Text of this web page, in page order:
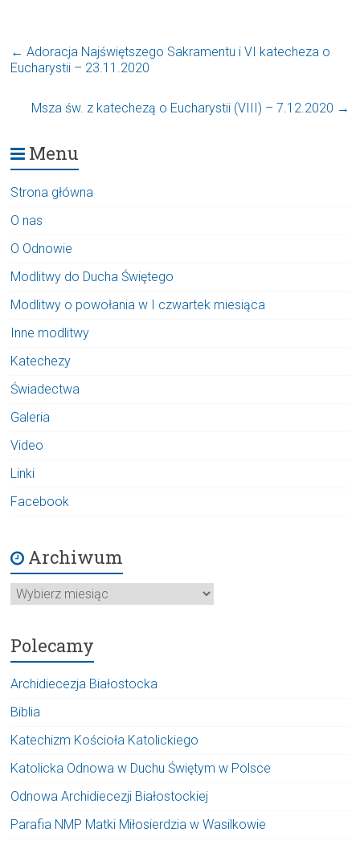
← Adoracja Najświętszego Sakramentu i VI katecheza o
Eucharystii – 23.11.2020
Msza św. z katechezą o Eucharystii (VIII) – 7.12.2020 →
Menu
Strona główna
O nas
O Odnowie
Modlitwy do Ducha Świętego
Modlitwy o powołania w I czwartek miesiąca
Inne modlitwy
Katechezy
Świadectwa
Galeria
Video
Linki
Facebook
Archiwum
Archiwum
Polecamy
Archidiecezja Białostocka
Biblia
Katechizm Kościoła Katolickiego
Katolicka Odnowa w Duchu Świętym w Polsce
Odnowa Archidiecezji Białostockiej
Parafia NMP Matki Miłosierdzia w Wasilkowie